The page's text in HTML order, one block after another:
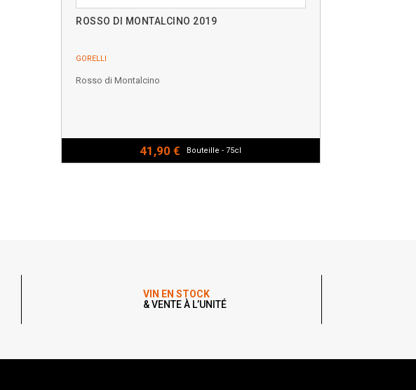
ROSSO DI MONTALCINO 2019
GORELLI
Rosso di Montalcino
41,90 € Bouteille - 75cl
VIN EN STOCK
& VENTE À L’UNITÉ